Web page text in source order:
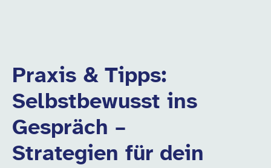
Praxis & Tipps:
Selbstbewusst ins
Gespräch –
Strategien für dein